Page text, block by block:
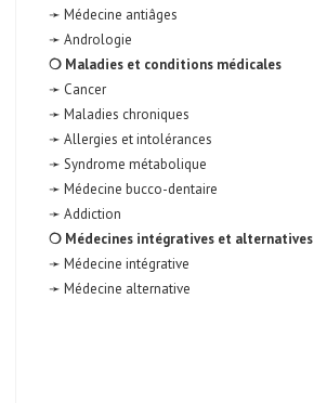
➛ Médecine antiâges
➛ Andrologie
❍ Maladies et conditions médicales
➛ Cancer
➛ Maladies chroniques
➛ Allergies et intolérances
➛ Syndrome métabolique
➛ Médecine bucco-dentaire
➛ Addiction
❍ Médecines intégratives et alternatives
➛ Médecine intégrative
➛ Médecine alternative